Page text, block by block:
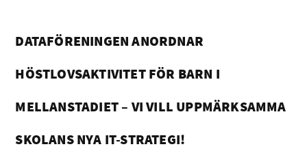
DATAFÖRENINGEN ANORDNAR
HÖSTLOVSAKTIVITET FÖR BARN I
MELLANSTADIET – VI VILL UPPMÄRKSAMMA
SKOLANS NYA IT-STRATEGI!